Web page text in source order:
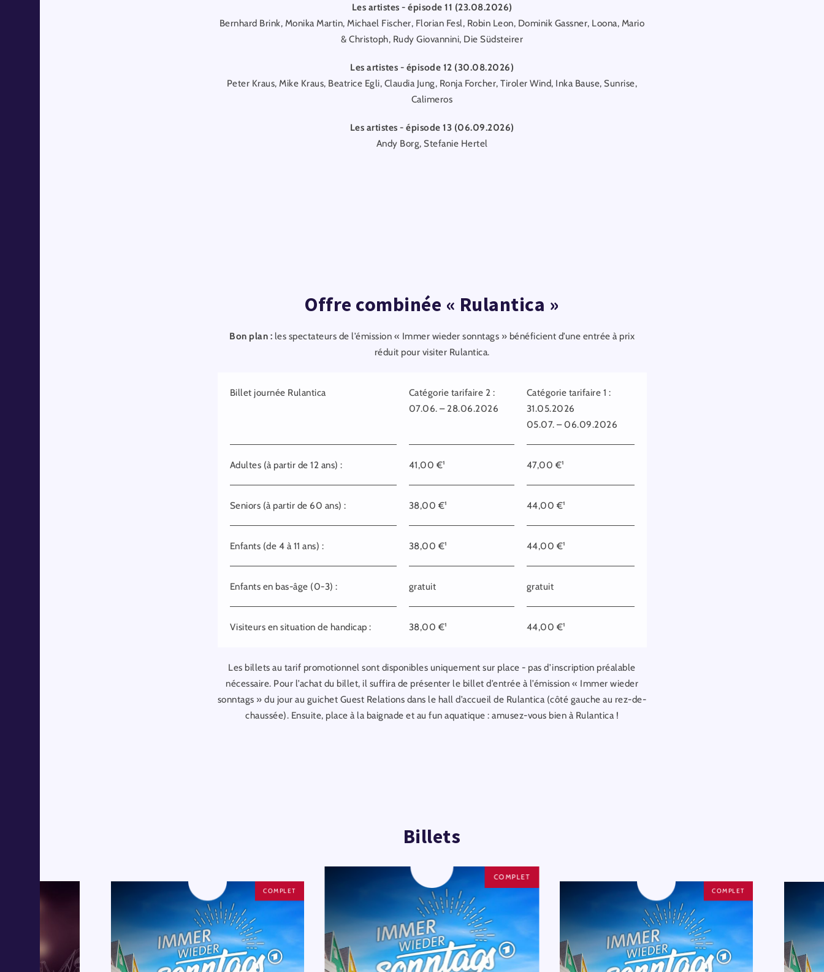
Les artistes - épisode 11 (23.08.2026)
Bernhard Brink, Monika Martin, Michael Fischer, Florian Fesl, Robin Leon, Dominik Gassner, Loona, Mario
& Christoph, Rudy Giovannini, Die Südsteirer
Les artistes - épisode 12 (30.08.2026)
Peter Kraus, Mike Kraus, Beatrice Egli, Claudia Jung, Ronja Forcher, Tiroler Wind, Inka Bause, Sunrise,
Calimeros
Les artistes - épisode 13 (06.09.2026)
Andy Borg, Stefanie Hertel
Offre combinée « Rulantica »
Bon plan : les spectateurs de l’émission « Immer wieder sonntags » bénéficient d’une entrée à prix
réduit pour visiter Rulantica.
Billet journée Rulantica
Catégorie tarifaire 2 :
07.06. – 28.06.2026
Catégorie tarifaire 1 :
31.05.2026
05.07. – 06.09.2026
Adultes (à partir de 12 ans) : 41,00 €¹ 47,00 €¹
Seniors (à partir de 60 ans) : 38,00 €¹ 44,00 €¹
Enfants (de 4 à 11 ans) : 38,00 €¹ 44,00 €¹
Enfants en bas-âge (0-3) : gratuit gratuit
Visiteurs en situation de handicap : 38,00 €¹ 44,00 €¹
Les billets au tarif promotionnel sont disponibles uniquement sur place - pas d’inscription préalable
nécessaire. Pour l’achat du billet, il suffira de présenter le billet d’entrée à l’émission « Immer wieder
sonntags » du jour au guichet Guest Relations dans le hall d’accueil de Rulantica (côté gauche au rez-de-
chaussée). Ensuite, place à la baignade et au fun aquatique : amusez-vous bien à Rulantica !
Billets
COMPLET
COMPLET
COMPLET